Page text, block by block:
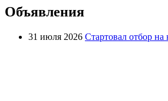
Объявления
31 июля 2026 Стартовал отбор на